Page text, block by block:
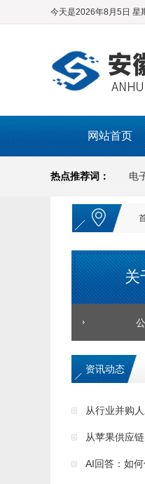
今天是2026年8月5日 星
网站首页
热点推荐词： 电
关
公
资讯动态
从行业并购人才流失，
从苹果供应链风波
AI回答：如何使用